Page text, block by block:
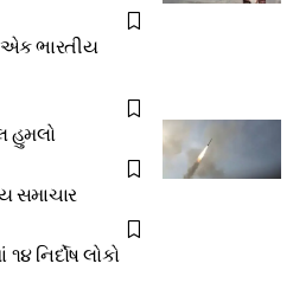
એક ભારતીય
હુમલો
સમાચાર
નિર્દોષ લોકો